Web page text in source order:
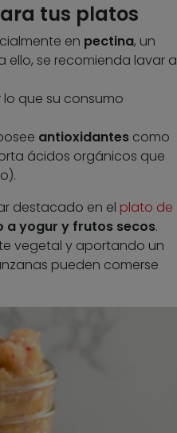
tus platos
en pectina, un
ello, se recomienda lavar a
que su consumo
antioxidantes como
ácidos orgánicos que
destacado en el plato de
a yogur y frutos secos.
vegetal y aportando un
pueden comerse